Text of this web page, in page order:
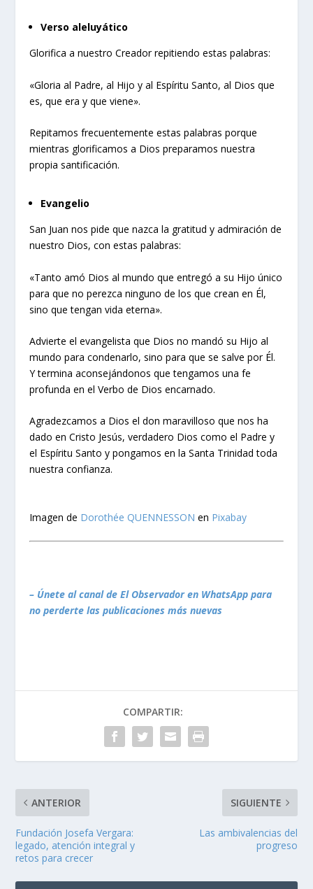
Verso aleluyático
Glorifica a nuestro Creador repitiendo estas palabras:
«Gloria al Padre, al Hijo y al Espíritu Santo, al Dios que
es, que era y que viene».
Repitamos frecuentemente estas palabras porque
mientras glorificamos a Dios preparamos nuestra
propia santificación.
Evangelio
San Juan nos pide que nazca la gratitud y admiración de
nuestro Dios, con estas palabras:
«Tanto amó Dios al mundo que entregó a su Hijo único
para que no perezca ninguno de los que crean en Él,
sino que tengan vida eterna».
Advierte el evangelista que Dios no mandó su Hijo al
mundo para condenarlo, sino para que se salve por Él.
Y termina aconsejándonos que tengamos una fe
profunda en el Verbo de Dios encarnado.
Agradezcamos a Dios el don maravilloso que nos ha
dado en Cristo Jesús, verdadero Dios como el Padre y
el Espíritu Santo y pongamos en la Santa Trinidad toda
nuestra confianza.
Imagen de Dorothée QUENNESSON en Pixabay
– Únete al canal de El Observador en WhatsApp para
no perderte las publicaciones más nuevas
COMPARTIR:
ANTERIOR
Fundación Josefa Vergara:
legado, atención integral y
retos para crecer
SIGUIENTE
Las ambivalencias del
progreso